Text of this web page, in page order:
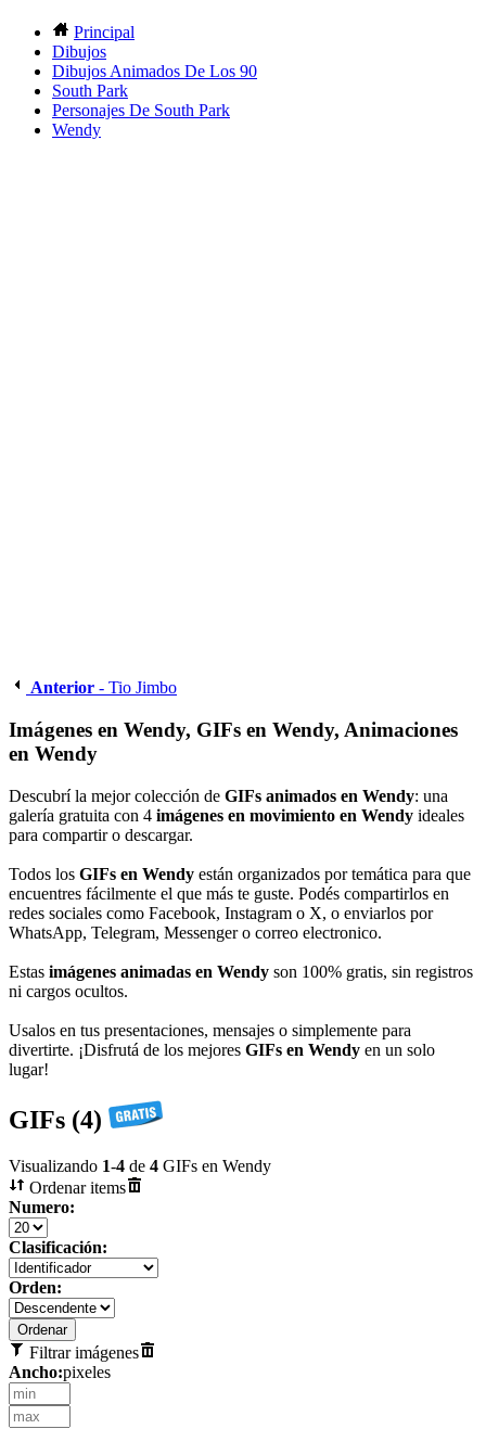
Principal
Dibujos
Dibujos Animados De Los 90
South Park
Personajes De South Park
Wendy
Anterior - Tio Jimbo
Imágenes en Wendy, GIFs en Wendy, Animaciones
en Wendy
Descubrí la mejor colección de GIFs animados en Wendy: una
galería gratuita con 4 imágenes en movimiento en Wendy ideales
para compartir o descargar.
Todos los GIFs en Wendy están organizados por temática para que
encuentres fácilmente el que más te guste. Podés compartirlos en
redes sociales como Facebook, Instagram o X, o enviarlos por
WhatsApp, Telegram, Messenger o correo electronico.
Estas imágenes animadas en Wendy son 100% gratis, sin registros
ni cargos ocultos.
Usalos en tus presentaciones, mensajes o simplemente para
divertirte. ¡Disfrutá de los mejores GIFs en Wendy en un solo
lugar!
GIFs (4)
Visualizando 1-4 de 4 GIFs en Wendy
Ordenar items
Numero:
Clasificación:
Orden:
Filtrar imágenes
Ancho:pixeles